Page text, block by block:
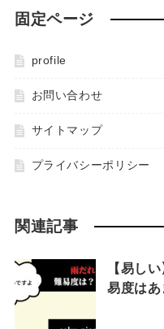
固定ページ
profile
お問い合わせ
サイトマップ
プライバシーポリシー
関連記事
【易し
易度はあ